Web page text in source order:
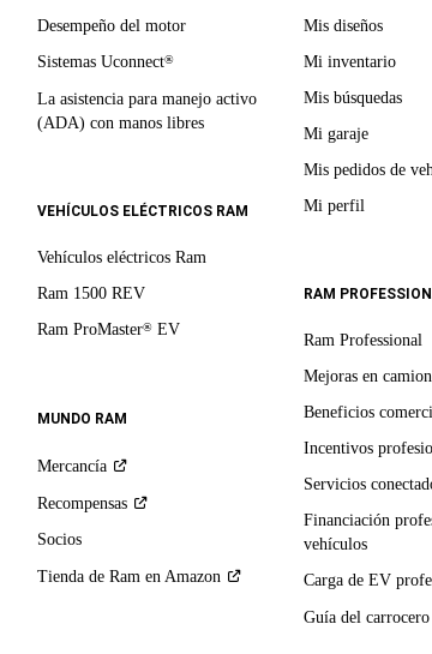
Desempeño del motor
Sistemas Uconnect®
La asistencia para manejo activo
(ADA) con manos libres
VEHÍCULOS ELÉCTRICOS RAM
Vehículos eléctricos Ram
Ram 1500 REV
Ram ProMaster®EV
MUNDO RAM
Mercancía
Recompensas
Socios
Tienda de Ram en Amazon
Mis diseños
Mi inventario
Mis búsquedas
Mi garaje
Mis pedidos de
Mi perfil
RAM
Ram Professional
Mejoras en
Beneficios
Incentivos
Servicios
Financiación
vehículos
Carga de EV
Guía delcarrocero